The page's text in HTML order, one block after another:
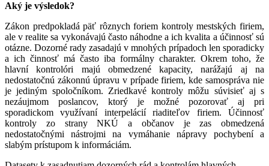
Aký je výsledok?
Zákon predpokladá päť rôznych foriem kontroly mestských firiem,
ale v realite sa vykonávajú často náhodne a ich kvalita a účinnosť sú
otázne. Dozorné rady zasadajú v mnohých prípadoch len sporadicky
a ich činnosť má často iba formálny charakter. Okrem toho, že
hlavní kontrolóri majú obmedzené kapacity, narážajú aj na
nedostatočnú zákonnú úpravu v prípade firiem, kde samospráva nie
je jediným spoločníkom. Zriedkavé kontroly môžu súvisieť aj s
nezáujmom poslancov, ktorý je možné pozorovať aj pri
sporadickom využívaní interpelácií riaditeľov firiem. Účinnosť
kontroly zo strany NKÚ a občanov je zas obmedzená
nedostatočnými nástrojmi na vymáhanie nápravy pochybení a
slabým prístupom k informáciám.